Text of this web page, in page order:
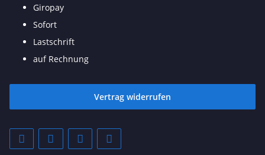
Giropay
Sofort
Lastschrift
auf Rechnung
Vertrag widerrufen